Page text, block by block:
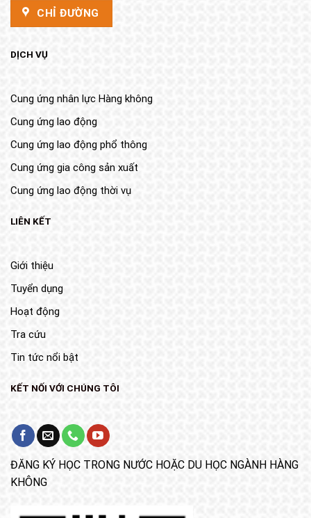
CHỈ ĐƯỜNG
DỊCH VỤ
Cung ứng nhân lực Hàng không
Cung ứng lao động
Cung ứng lao động phổ thông
Cung ứng gia công sản xuất
Cung ứng lao động thời vụ
LIÊN KẾT
Giới thiệu
Tuyển dụng
Hoạt động
Tra cứu
Tin tức nổi bật
KẾT NỐI VỚI CHÚNG TÔI
ĐĂNG KÝ HỌC TRONG NƯỚC HOẶC DU HỌC NGÀNH HÀNG
KHÔNG